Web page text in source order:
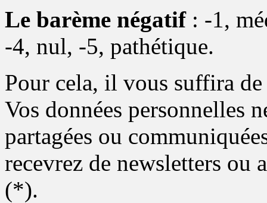
Le barème négatif: -1,
-4, nul, -5, pathétique.
Pour cela, il vous suffira
Vos données personnelles
partagées ou
recevrez de newsletters ou
(*).